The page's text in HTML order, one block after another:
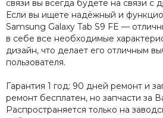
связи вы всегда будете на связи с
Если вы ищете надёжный и
Samsung Galaxy Tab S9 FE —
в себе все необходимые
дизайн, что делает его отличным
пользователя.
Гарантия 1 год: 90 дней ремонт и
ремонт бесплатен, но запчасти за
Распространяется только на